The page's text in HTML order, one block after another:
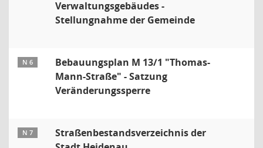
Verwaltungsgebäudes -
Stellungnahme der Gemeinde
N 6
Bebauungsplan M 13/1 "Thomas-
Mann-Straße" - Satzung
Veränderungssperre
N 7
Straßenbestandsverzeichnis der